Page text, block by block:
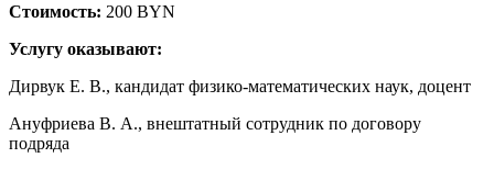
Стоимость: 200 BYN
Услугу оказывают:
Дирвук Е. В., кандидат физико-математических наук, доцент
Ануфриева В. А., внештатный сотрудник по договору
подряда